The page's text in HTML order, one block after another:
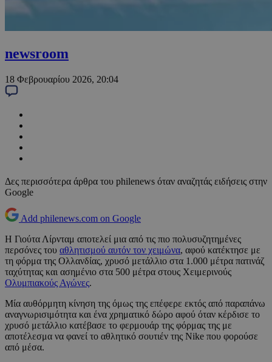
newsroom
18 Φεβρουαρίου 2026, 20:04
Δες περισσότερα άρθρα του philenews όταν αναζητάς ειδήσεις στην
Google
Add philenews.com on Google
Η Γιούτα Λίρνταμ αποτελεί μια από τις πιο πολυσυζητημένες
περσόνες του αθλητισμού αυτόν τον χειμώνα, αφού κατέκτησε με
τη φόρμα της Ολλανδίας, χρυσό μετάλλιο στα 1.000 μέτρα πατινάζ
ταχύτητας και ασημένιο στα 500 μέτρα στους Χειμερινούς
Ολυμπιακούς Αγώνες.
Μία αυθόρμητη κίνηση της όμως της επέφερε εκτός από παραπάνω
αναγνωρισιμότητα και ένα χρηματικό δώρο αφού όταν κέρδισε το
χρυσό μετάλλιο κατέβασε το φερμουάρ της φόρμας της με
αποτέλεσμα να φανεί το αθλητικό σουτιέν της Nike που φορούσε
από μέσα.